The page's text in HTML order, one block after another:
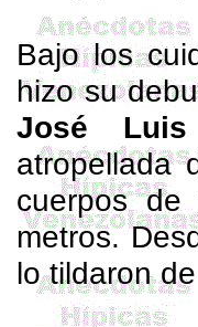
Bajo los
hizo su
José Luis
atropellada
cuerpos
metros.
lo tildaron de